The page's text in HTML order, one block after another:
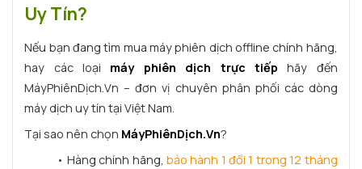
Uy Tín?
Nếu bạn đang tìm mua máy phiên dịch offline chính hãng,
hay các loại máy phiên dịch trực tiếp hãy đến
MáyPhiênDịch.Vn – đơn vị chuyên phân phối các dòng
máy dịch uy tín tại Việt Nam.
Tại sao nên chọn MáyPhiênDịch.Vn?
• Hàng chính hãng, bảo hành 1 đổi 1 trong 12 tháng